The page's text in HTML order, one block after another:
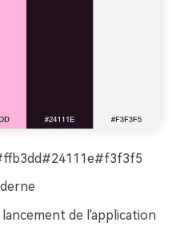
lancement de l'application